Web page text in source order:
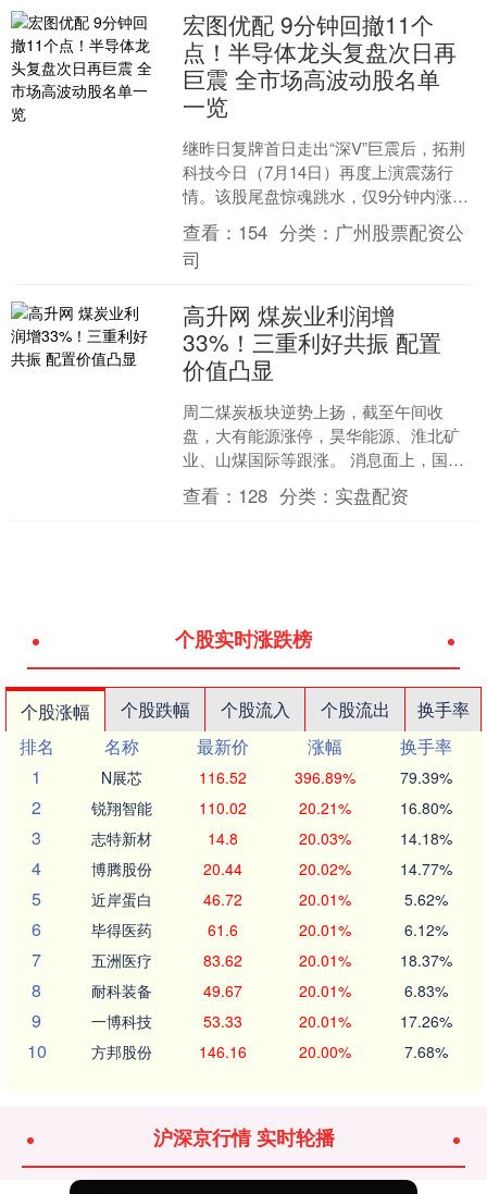
宏图优配 9分钟回撤11个
点！半导体龙头复盘次日再
巨震 全市场高波动股名单
一览
继昨日复牌首日走出“深V”巨震后，拓荆
科技今日（7月14日）再度上演震荡行
情。该股尾盘惊魂跳水，仅9分钟内涨幅
从11.48%急速回吐至0.59%，回撤逾11
个百....
查看： 154 分类： 广州股票配资公
司
高升网 煤炭业利润增
33%！三重利好共振 配置
价值凸显
周二煤炭板块逆势上扬，截至午间收
盘，大有能源涨停，昊华能源、淮北矿
业、山煤国际等跟涨。 消息面上，国家
统计局数据显示，2026年前5月全国规模
以上煤炭开采和洗选....
查看： 128 分类： 实盘配资
个股实时涨跌榜
个股涨幅 个股跌幅 个股流入 个股流出
换手率
排名
名称 最新价 涨幅
换手率
1
N展芯 116.52 396.89% 79.39%
2 锐翔智能 110.02 20.21% 16.80%
3 志特新材 14.8 20.03% 14.18%
4 博腾股份 20.44 20.02% 14.77%
5 近岸蛋白 46.72 20.01% 5.62%
6 毕得医药 61.6 20.01% 6.12%
7 五洲医疗 83.62 20.01% 18.37%
8 耐科装备 49.67 20.01% 6.83%
9 一博科技 53.33 20.01% 17.26%
10 方邦股份 146.16 20.00% 7.68%
沪深京行情 实时轮播